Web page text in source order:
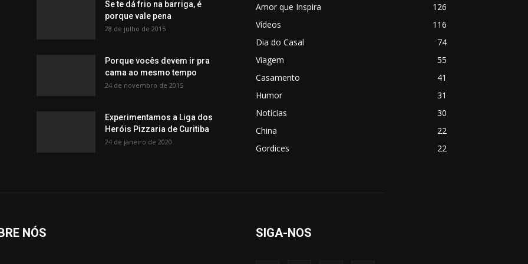
Se te dá frio na barriga, é
porque vale pena
28 de julho de 2015
Porque vocês devem ir pra
cama ao mesmo tempo
24 de novembro de 2015
Experimentamos a Liga dos
Heróis Pizzaria de Curitiba
24 de janeiro de 2020
Amor que Inspira
126
Vídeos
116
Dia do Casal
74
Viagem
55
Casamento
41
Humor
31
Notícias
30
China
22
Gordices
22
NÓS SIGA-NOS